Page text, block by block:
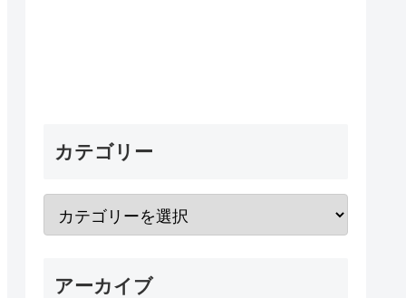
カテゴリー
アーカイブ